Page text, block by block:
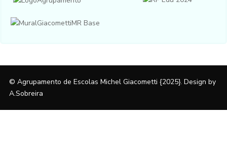
© Agrupamento de Escolas Michel Giacometti {2025}. Design by
A.Sobreira